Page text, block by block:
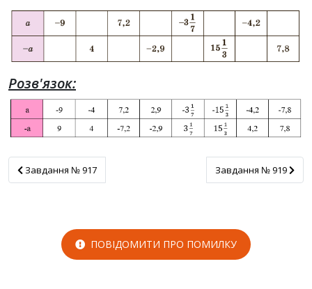
Розв'язок:
Завдання № 917
Завдання № 917 Завдання № 919
Завдання № 919
ПОВІДОМИТИ ПРО ПОМИЛКУ